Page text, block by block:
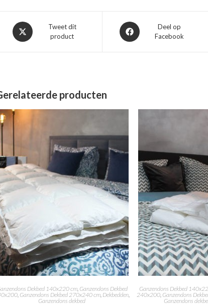
Opent
in
Tweet dit
product
Opent
in
Deel op
Facebook
producten
Dekbed 140x220 cm, Ganzendons Dekbed
, Ganzendons Dekbed 270x240 cm, Dekbedden,
Ganzendons dekbed
Ganzendons Dekbed
240x200, Ganzendons
Ganzendons